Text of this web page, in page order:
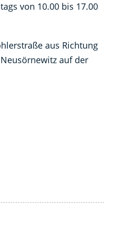
von 10.00 bis 17.00
aus Richtung
auf der